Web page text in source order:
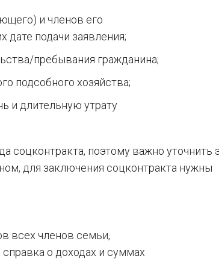
и членов его
подачи заявления;
пребывания гражданина;
подсобного хозяйства;
и длительную утрату
соцконтракта, поэтому важно уточнить
для заключения соцконтракта нужны
всех членов семьи,
о доходах и суммах